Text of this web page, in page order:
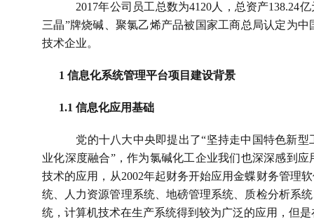
2017年公司员工总数为4120人，总资产138.24亿
三晶”牌烧碱、聚氯乙烯产品被国家工商总局认定为
技术企业。
1 信息化系统管理平台项目建设背景
1.1 信息化应用基础
党的十八大中央即提出了“坚持走中国特色新
业化深度融合”，作为氯碱化工企业我们也深深感到
技术的应用，从2002年起财务开始应用金蝶财务管理
统、人力资源管理系统、地磅管理系统、质检分析系
统，计算机技术在生产系统得到较为广泛的应用，但